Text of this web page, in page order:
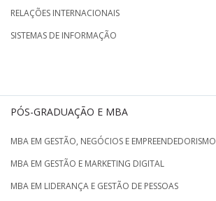
RELAÇÕES INTERNACIONAIS
SISTEMAS DE INFORMAÇÃO
PÓS-GRADUAÇÃO E MBA
MBA EM GESTÃO, NEGÓCIOS E EMPREENDEDORISMO
MBA EM GESTÃO E MARKETING DIGITAL
MBA EM LIDERANÇA E GESTÃO DE PESSOAS